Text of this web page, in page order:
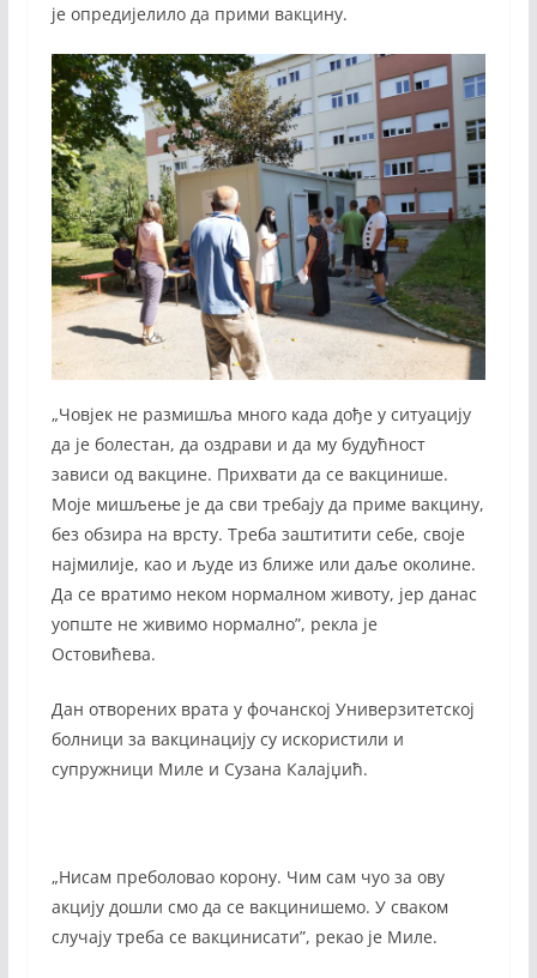
је опредијелило да прими вакцину.
„Човјек не размишља много када дође у ситуацију
да је болестан, да оздрави и да му будућност
зависи од вакцине. Прихвати да се вакцинише.
Моје мишљење је да сви требају да приме вакцину,
без обзира на врсту. Треба заштитити себе, своје
најмилије, као и људе из ближе или даље околине.
Да се вратимо неком нормалном животу, јер данас
уопште не живимо нормално”, рекла је
Остовићева.
Дан отворених врата у фочанској Универзитетској
болници за вакцинацију су искористили и
супружници Миле и Сузана Калајџић.
„Нисам преболовао корону. Чим сам чуо за ову
акцију дошли смо да се вакцинишемо. У сваком
случају треба се вакцинисати”, рекао је Миле.